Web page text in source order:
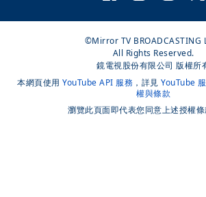
©Mirror TV BROADCASTING
All Rights Reserved.
鏡電視股份有限公司 版權所
本網頁使用 YouTube API 服務 ，詳見 YouTube
權與條款
瀏覽此頁面即代表您同意上述授權